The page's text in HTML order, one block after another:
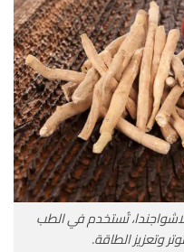
تُستخدم في الطب
وتعزيز الطاقة.